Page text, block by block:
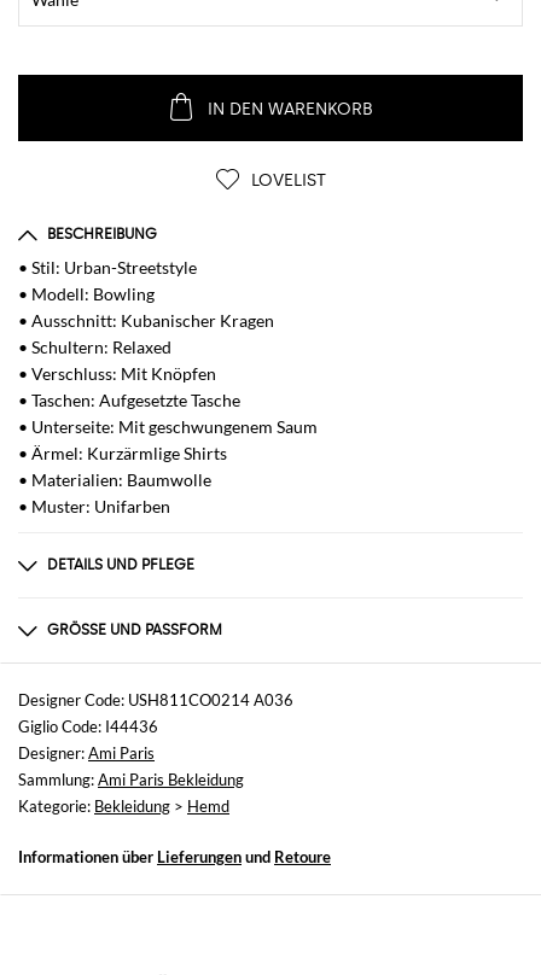
IN DEN WARENKORB
LOVELIST
BESCHREIBUNG
• Stil: Urban-Streetstyle
• Modell: Bowling
• Ausschnitt: Kubanischer Kragen
• Schultern: Relaxed
• Verschluss: Mit Knöpfen
• Taschen: Aufgesetzte Tasche
• Unterseite: Mit geschwungenem Saum
• Ärmel: Kurzärmlige Shirts
• Materialien: Baumwolle
• Muster: Unifarben
DETAILS UND PFLEGE
nicht verfügbar
GRÖSSE UND PASSFORM
Größen
nicht verfügbar
Größe und Passform
Relaxed-Fit
Designer Code: USH811CO0214 A036
Giglio Code: I44436
Designer:Ami Paris
Sammlung:Ami Paris Bekleidung
Kategorie: Bekleidung > Hemd
Informationen über Lieferungenund Retoure